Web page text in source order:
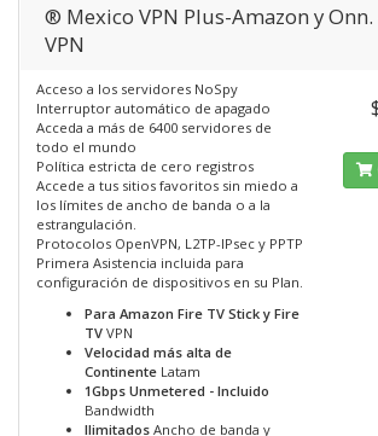
® Mexico VPN Plus-Amazon y
VPN
Acceso a los servidores NoSpy
Interruptor automático de apagado
Acceda a más de 6400 servidores de
todo el mundo
Política estricta de cero registros
Accede a tus sitios favoritos sin miedo a
los límites de ancho de banda o a la
estrangulación.
Protocolos OpenVPN, L2TP-IPsec y PPTP
Primera Asistencia incluida para
configuración de dispositivos en su Plan.
Para Amazon Fire TV Stick y Fire
TV VPN
Velocidad más alta de
Continente Latam
1Gbps Unmetered - Incluido
Bandwidth
Ilimitados Ancho de banda y